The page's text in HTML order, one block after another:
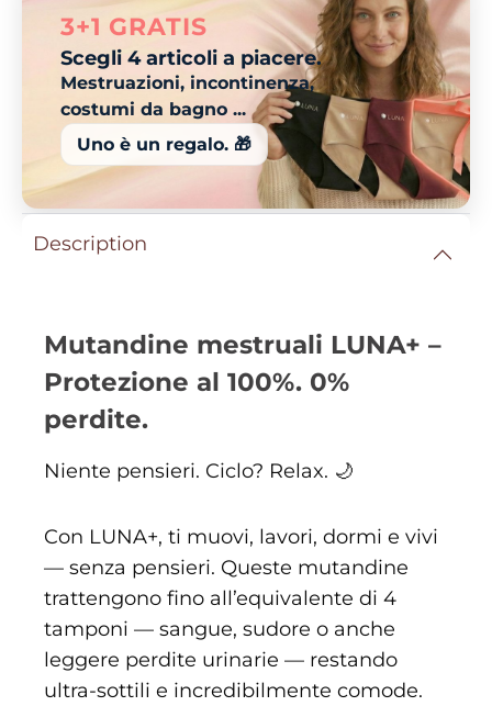
3+1 GRATIS
Scegli 4 articoli a piacere.
Mestruazioni, incontinenza,
costumi da bagno ...
Uno è un regalo. 🎁
Description
Mutandine mestruali LUNA+ –
Protezione al 100%. 0%
perdite.
Niente pensieri. Ciclo? Relax. 🌙
Con LUNA+, ti muovi, lavori, dormi e vivi
— senza pensieri. Queste mutandine
trattengono fino all’equivalente di 4
tamponi — sangue, sudore o anche
leggere perdite urinarie — restando
ultra-sottili e incredibilmente comode.